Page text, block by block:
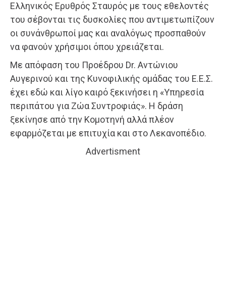
Ελληνικός Ερυθρός Σταυρός με τους εθελοντές
του σέβονται τις δυσκολίες που αντιμετωπίζουν
οι συνάνθρωποί μας και αναλόγως προσπαθούν
να φανούν χρήσιμοι όπου χρειάζεται.
Με απόφαση του Προέδρου Dr. Αντώνιου
Αυγερινού και της Κυνοφιλικής ομάδας του Ε.Ε.Σ.
έχει εδώ και λίγο καιρό ξεκινήσει η «Υπηρεσία
περιπάτου για Ζώα Συντροφιάς». Η δράση
ξεκίνησε από την Κομοτηνή αλλά πλέον
εφαρμόζεται με επιτυχία και στο Λεκανοπέδιο.
Advertisment